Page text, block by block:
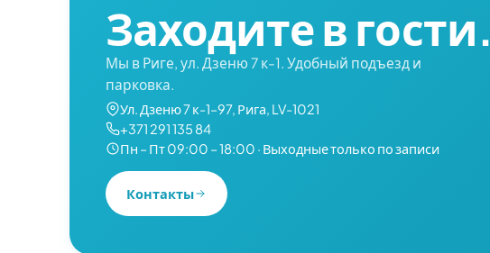
Заходите в гости.
Мы в Риге, ул. Дзеню 7 к-1. Удобный подъезд и
парковка.
Ул. Дзеню 7 к-1–97, Рига, LV-1021
+371 291 135 84
Пн – Пт 09:00 – 18:00 · Выходные только по записи
Контакты